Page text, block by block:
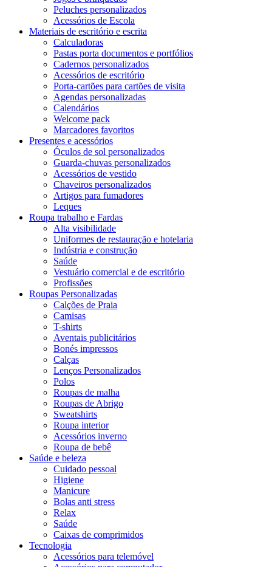
Peluches personalizados
Acessórios de Escola
Materiais de escritório e escrita
Calculadoras
Pastas porta documentos e portfólios
Cadernos personalizados
Acessórios de escritório
Porta-cartões para cartões de visita
Agendas personalizadas
Calendários
Welcome pack
Marcadores favoritos
Presentes e acessórios
Óculos de sol personalizados
Guarda-chuvas personalizados
Acessórios de vestido
Chaveiros personalizados
Artigos para fumadores
Leques
Roupa trabalho e Fardas
Alta visibilidade
Uniformes de restauração e hotelaria
Indústria e construção
Saúde
Vestuário comercial e de escritório
Profissões
Roupas Personalizadas
Calções de Praia
Camisas
T-shirts
Aventais publicitários
Bonés impressos
Calças
Lenços Personalizados
Polos
Roupas de malha
Roupas de Abrigo
Sweatshirts
Roupa interior
Acessórios inverno
Roupa de bebê
Saúde e beleza
Cuidado pessoal
Higiene
Manicure
Bolas anti stress
Relax
Saúde
Caixas de comprimidos
Tecnologia
Acessórios para telemóvel